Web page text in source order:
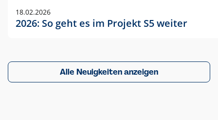
18.02.2026
2026: So geht es im Projekt S5 weiter
Alle Neuigkeiten anzeigen